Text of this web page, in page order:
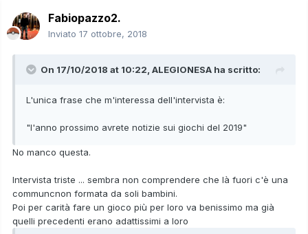
Fabiopazzo2.
Inviato 17 ottobre, 2018
On 17/10/2018 at 10:22, ALEGIONESA ha scritto:
L'unica frase che m'interessa dell'intervista è:
"l'anno prossimo avrete notizie sui giochi del 2019"
No manco questa.
Intervista triste ... sembra non comprendere che là fuori c'è una
communcnon formata da soli bambini.
Poi per carità fare un gioco più per loro va benissimo ma già
quelli precedenti erano adattissimi a loro